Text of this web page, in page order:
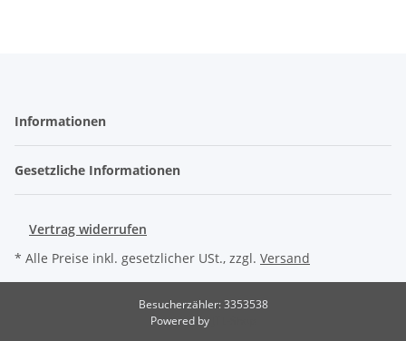
Informationen
Gesetzliche Informationen
Vertrag widerrufen
* Alle Preise inkl. gesetzlicher USt., zzgl. Versand
Besucherzähler: 3353538
Powered by